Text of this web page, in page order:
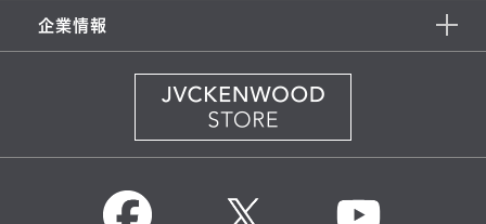
企業情報